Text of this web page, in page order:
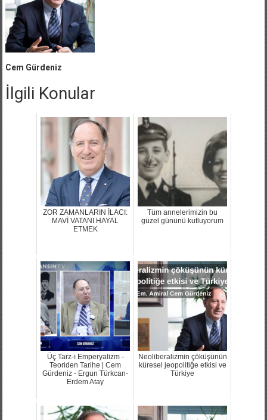
Cem Gürdeniz
İlgili Konular
ZOR ZAMANLARIN İLACI:
MAVİ VATANI HAYAL
ETMEK
Tüm annelerimizin bu
güzel gününü kutluyorum
Üç Tarz-ı Emperyalizm -
Teoriden Tarihe | Cem
Gürdeniz - Ergun Türkcan-
Erdem Atay
Neoliberalizmin çöküşünün
küresel jeopolitiğe etkisi ve
Türkiye